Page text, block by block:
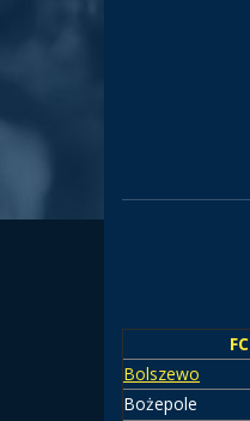
FC
Bolszewo
Bożepole